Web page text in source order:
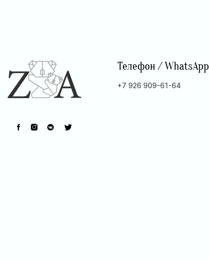
Телефон / WhatsApp
+7 926 909-61-64